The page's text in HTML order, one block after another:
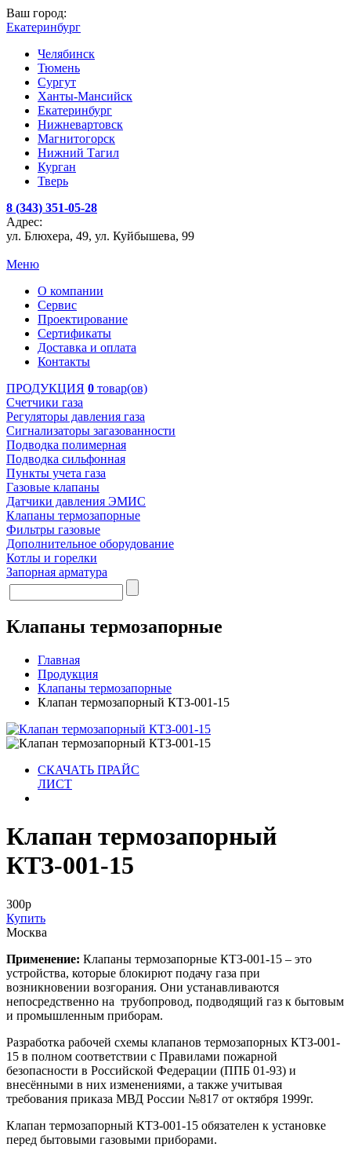
Ваш город:
Екатеринбург
Челябинск
Тюмень
Сургут
Ханты-Мансийск
Екатеринбург
Нижневартовск
Магнитогорск
Нижний Тагил
Курган
Тверь
8 (343) 351-05-28
Адрес:
ул. Блюхера, 49, ул. Куйбышева, 99
Меню
О компании
Сервис
Проектирование
Сертификаты
Доставка и оплата
Контакты
ПРОДУКЦИЯ 0 товар(ов)
Счетчики газа
Регуляторы давления газа
Сигнализаторы загазованности
Подводка полимерная
Подводка сильфонная
Пункты учета газа
Газовые клапаны
Датчики давления ЭМИС
Клапаны термозапорные
Фильтры газовые
Дополнительное оборудование
Котлы и горелки
Запорная арматура
Клапаны термозапорные
Главная
Продукция
Клапаны термозапорные
Клапан термозапорный КТЗ-001-15
СКАЧАТЬ ПРАЙС
ЛИСТ
Клапан термозапорный
КТЗ-001-15
300р
Купить
Москва
Применение: Клапаны термозапорные КТЗ-001-15 – это
устройства, которые блокирют подачу газа при
возникновении возгорания. Они устанавливаются
непосредственно на трубопровод, подводящий газ к бытовым
и промышленным приборам.
Разработка рабочей схемы клапанов термозапорных КТЗ-001-
15 в полном соответствии с Правилами пожарной
безопасности в Российской Федерации (ППБ 01-93) и
внесёнными в них изменениями, а также учитывая
требования приказа МВД России №817 от октября 1999г.
Клапан термозапорный КТЗ-001-15 обязателен к установке
перед бытовыми газовыми приборами.